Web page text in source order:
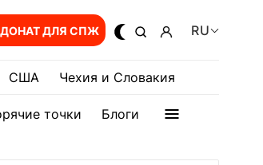
ДОНАТ ДЛЯ СПЖ RU
США Чехия и Словакия
точки Блоги